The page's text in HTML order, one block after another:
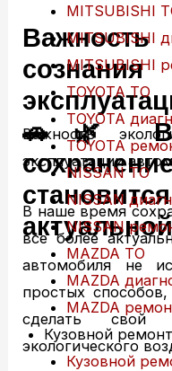
MITSUBISHI
MITSUBISHI
MITSUBISHI
TOYOTA ТО
TOYOTA
TOYOTA
NISSAN ТО
NISSAN
NISSAN
MAZDA ТО
MAZDA
MAZDA
Кузовной ремонт
Кузовной
Важность
🚗🌿 В
Важность
эксплуатации
В наше время
все более
автомобиля не
простых
сделать свой
экологического